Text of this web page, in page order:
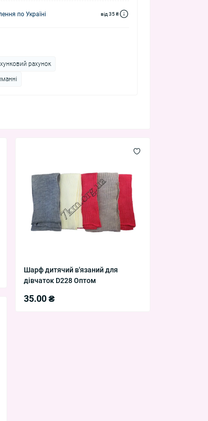
по Україні від 35 ₴
рахунок
Шарф дитячий в'язаний для
дівчаток D228 Оптом
35.00 ₴